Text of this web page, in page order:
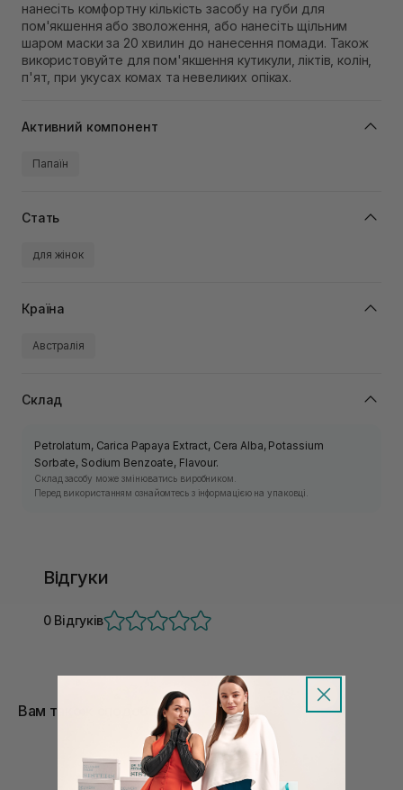
нанесіть комфортну кількість засобу на губи для
пом'якшення або зволоження, або нанесіть щільним
шаром маски за 20 хвилин до нанесення помади. Також
використовуйте для пом'якшення кутикули, ліктів, колін,
п'ят, при укусах комах та невеликих опіках.
Активний компонент
Папаїн
Стать
для жінок
Країна
Австралія
Склад
Petrolatum, Carica Papaya Extract, Cera Alba, Potassium
Sorbate, Sodium Benzoate, Flavour.
Склад засобу може змінюватись виробником.
Перед використанням ознайомтесь з інформацією на упаковці.
Відгуки
0 Відгуків
Вам також сподобається